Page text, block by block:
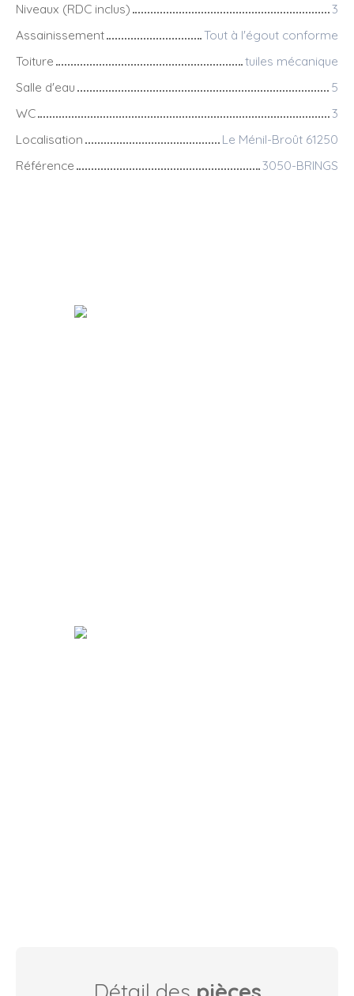
Niveaux (RDC inclus)
3
Assainissement
Tout à l'égout conforme
Toiture
tuiles mécanique
Salle d'eau
5
WC
3
Localisation
Le Ménil-Broût 61250
Référence
3050-BRINGS